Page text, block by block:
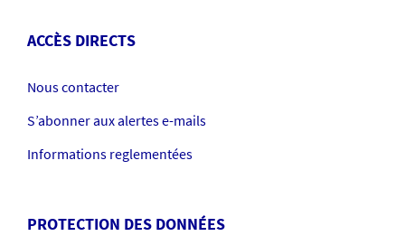
ACCÈS DIRECTS
Nous contacter
S’abonner aux alertes e-mails
Informations reglementées
PROTECTION DES DONNÉES